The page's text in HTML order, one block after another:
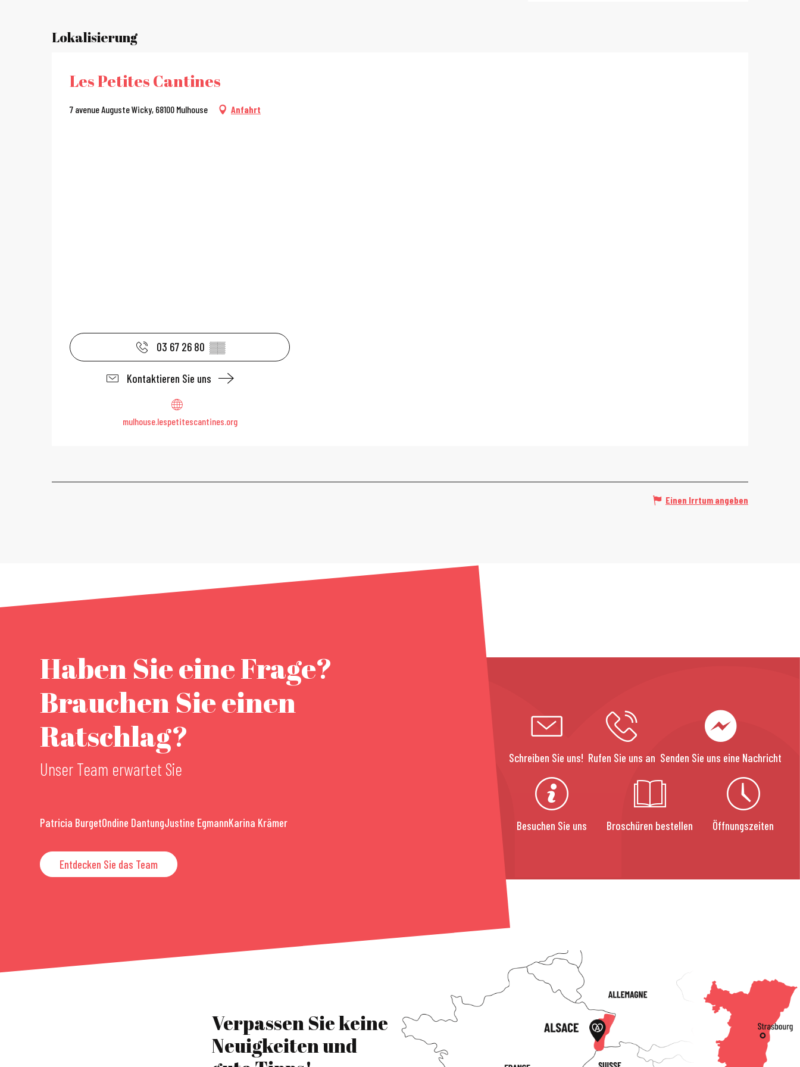
Lokalisierung
Les Petites Cantines
7 avenue Auguste Wicky, 68100 Mulhouse Anfahrt
03 67 26 80 ▒▒
Kontaktieren Sie uns
mulhouse.lespetitescantines.org
Einen Irrtum angeben
Haben Sie eine Frage?
Brauchen Sie einen
Ratschlag?
Unser Team erwartet Sie
Patricia BurgetOndine DantungJustine EgmannKarina Krämer
Entdecken Sie das Team
Schreiben Sie uns! Rufen Sie uns an Senden Sie uns eine Nachricht
Besuchen Sie uns Broschüren bestellen Öffnungszeiten
Verpassen Sie keine
Neuigkeiten und